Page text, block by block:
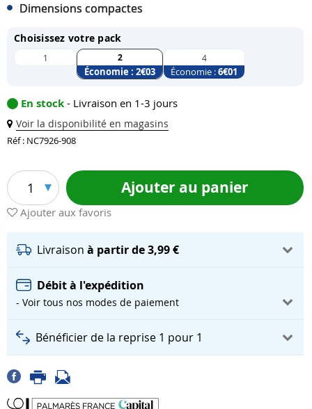
Dimensions compactes
Choisissez votre pack
1 2
Économie : 2€03
4
Économie :6€01
En stock - Livraison en 1-3 jours
Voir la disponibilité en magasins
Réf : NC7926-908
1 Ajouter au panier
Ajouter aux favoris
Livraison à partir de 3,99 €
Débit à l'expédition
- Voir tous nos modes de paiement
Bénéficier de la reprise 1 pour 1